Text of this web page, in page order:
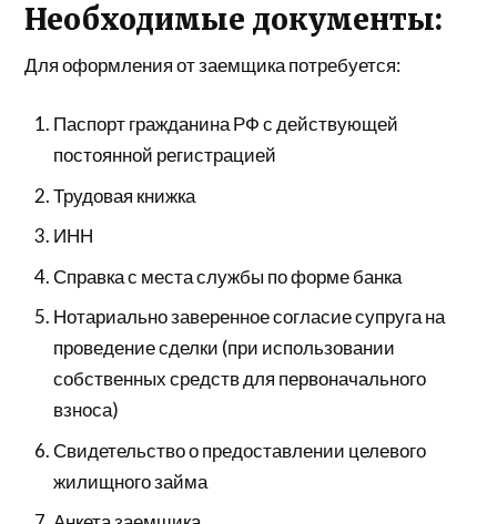
Необходимые документы:
Для оформления от заемщика потребуется:
Паспорт гражданина РФ с действующей
постоянной регистрацией
Трудовая книжка
ИНН
Справка с места службы по форме банка
Нотариально заверенное согласие супруга на
проведение сделки (при использовании
собственных средств для первоначального
взноса)
Свидетельство о предоставлении целевого
жилищного займа